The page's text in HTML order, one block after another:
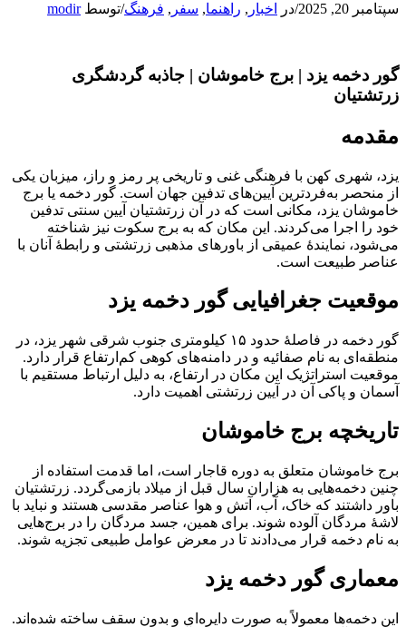
سپتامبر 20, 2025 /در اخبار , راهنما, سفر , فرهنگ/توسطmodir
گور دخمه یزد | برج خاموشان | جاذبه گردشگری
زرتشتیان
مقدمه
یزد، شهری کهن با فرهنگی غنی و تاریخی پر رمز و راز، میزبان یکی
از منحصر به‌فردترین آیین‌های تدفین جهان است. گور دخمه یا برج
خاموشان یزد، مکانی است که در آن زرتشتیان آیین سنتی تدفین
خود را اجرا می‌کردند. این مکان که به برج سکوت نیز شناخته
می‌شود، نمایندهٔ عمیقی از باورهای مذهبی زرتشتی و رابطهٔ آنان با
عناصر طبیعت است.
موقعیت جغرافیایی گور دخمه یزد
گور دخمه در فاصلهٔ حدود ۱۵ کیلومتری جنوب شرقی شهر یزد، در
منطقه‌ای به نام صفائیه و در دامنه‌های کوهی کم‌ارتفاع قرار دارد.
موقعیت استراتژیک این مکان در ارتفاع، به دلیل ارتباط مستقیم با
آسمان و پاکی آن در آیین زرتشتی اهمیت دارد.
تاریخچه برج خاموشان
برج خاموشان متعلق به دوره قاجار است، اما قدمت استفاده از
چنین دخمه‌هایی به هزاران سال قبل از میلاد بازمی‌گردد. زرتشتیان
باور داشتند که خاک، آب، آتش و هوا عناصر مقدسی هستند و نباید با
لاشهٔ مردگان آلوده شوند. برای همین، جسد مردگان را در برج‌هایی
به نام دخمه قرار می‌دادند تا در معرض عوامل طبیعی تجزیه شوند.
معماری گور دخمه یزد
این دخمه‌ها معمولاً به صورت دایره‌ای و بدون سقف ساخته شده‌اند.